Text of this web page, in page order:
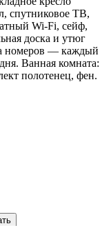
спутниковое ТВ,
Wi-Fi, сейф,
доска и утюг
номеров — каждый
Ванная комната:
полотенец, фен.